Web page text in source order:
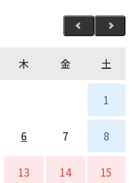
木 金 土
1
6 7 8
13 14 15